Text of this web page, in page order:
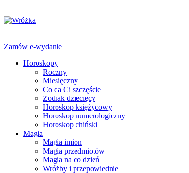
Zamów e-wydanie
Horoskopy
Roczny
Miesięczny
Co da Ci szczęście
Zodiak dziecięcy
Horoskop księżycowy
Horoskop numerologiczny
Horoskop chiński
Magia
Magia imion
Magia przedmiotów
Magia na co dzień
Wróżby i przepowiednie